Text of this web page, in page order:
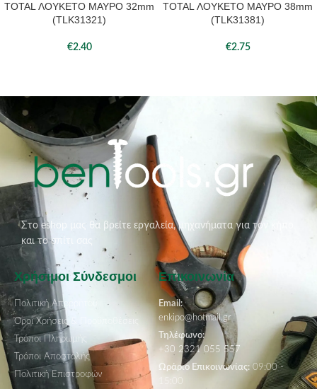
TOTAL ΛΟΥΚΕΤΟ ΜΑΥΡΟ 32mm
(TLK31321)
€2.40
TOTAL ΛΟΥΚΕΤΟ ΜΑΥΡΟ 38mm
(TLK31381)
€2.75
Στο eshop μας θα βρείτε εργαλεία, μηχανήματα για τον κήπο
και το σπίτι σας
Χρήσιμοι Σύνδεσμοι
Πολιτική Απορρήτου
Όροι Χρήσεις & Προϋποθέσεις
Τρόποι Πληρωμής
Τρόποι Αποστολής
Πολιτική Επιστροφών
Επικοινωνία
Email:
enkipo@hotmail.gr
Τηλέφωνο:
+30 2321 055 557
Ωράριο Επικοινωνίας: 09:00 -
15:00